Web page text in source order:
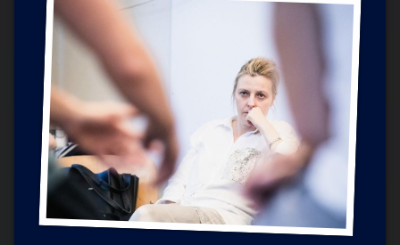
Željko Krznarić
Mario Lovreković
Miroslav Šantek